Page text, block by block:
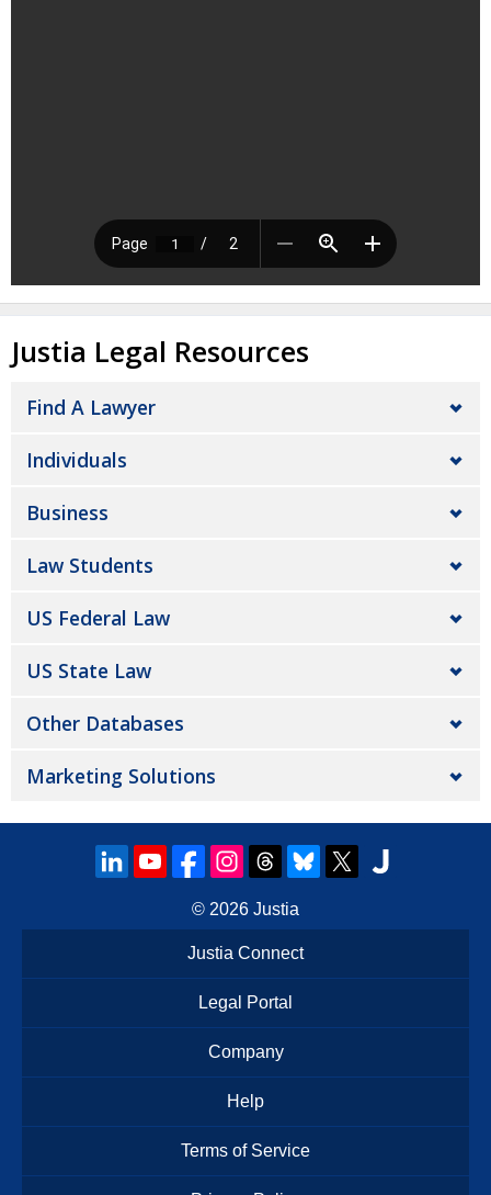
Justia Legal Resources
Find A Lawyer
Individuals
Business
Law Students
US Federal Law
US State Law
Other Databases
Marketing Solutions
© 2026 Justia
Justia Connect
Legal Portal
Company
Help
Terms of Service